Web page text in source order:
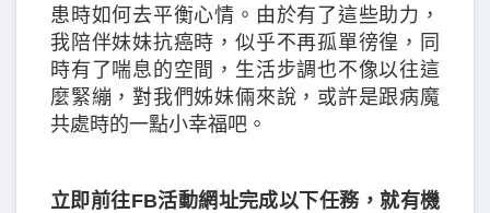
患時如何去平衡心情。由於有了這些助力，
我陪伴妹妹抗癌時，似乎不再孤單徬徨，同
時有了喘息的空間，生活步調也不像以往這
麼緊繃，對我們姊妹倆來說，或許是跟病魔
共處時的一點小幸福吧。
立即前往FB活動網址完成以下任務，就有機